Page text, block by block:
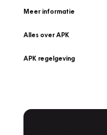
Meer informatie
Alles over APK
APK regelgeving